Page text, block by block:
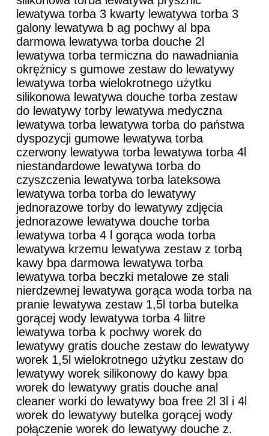
lewatywa torba 3 kwarty lewatywa torba 3
galony lewatywa b ag pochwy al bpa
darmowa lewatywa torba douche 2l
lewatywa torba termiczna do nawadniania
okrężnicy s gumowe zestaw do lewatywy
lewatywa torba wielokrotnego użytku
silikonowa lewatywa douche torba zestaw
do lewatywy torby lewatywa medyczna
lewatywa torba lewatywa torba do państwa
dyspozycji gumowe lewatywa torba
czerwony lewatywa torba lewatywa torba 4l
niestandardowe lewatywa torba do
czyszczenia lewatywa torba lateksowa
lewatywa torba torba do lewatywy
jednorazowe torby do lewatywy zdjęcia
jednorazowe lewatywa douche torba
lewatywa torba 4 l gorąca woda torba
lewatywa krzemu lewatywa zestaw z torbą
kawy bpa darmowa lewatywa torba
lewatywa torba beczki metalowe ze stali
nierdzewnej lewatywa gorąca woda torba na
pranie lewatywa zestaw 1,5l torba butelka
gorącej wody lewatywa torba 4 liitre
lewatywa torba k pochwy worek do
lewatywy gratis douche zestaw do lewatywy
worek 1,5l wielokrotnego użytku zestaw do
lewatywy worek silikonowy do kawy bpa
worek do lewatywy gratis douche anal
cleaner worki do lewatywy boa free 2l 3l i 4l
worek do lewatywy butelka gorącej wody
połączenie worek do lewatywy douche z.